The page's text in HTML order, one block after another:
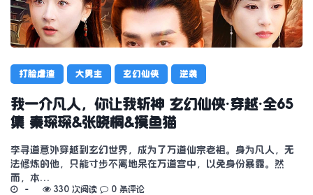
打脸虐渣 大男主 玄幻仙侠 逆袭
我一介凡人，你让我斩神 玄幻仙侠·穿越·全65
集 秦琛琛&张晓桐&摸鱼猫
李寻道意外穿越到玄幻世界，成为了万道仙宗老祖。身为凡人，无
法修炼的他，只能寸步不离地呆在万道宫中，以免身份暴露。然
而，本…
330 次阅读 0 条评论